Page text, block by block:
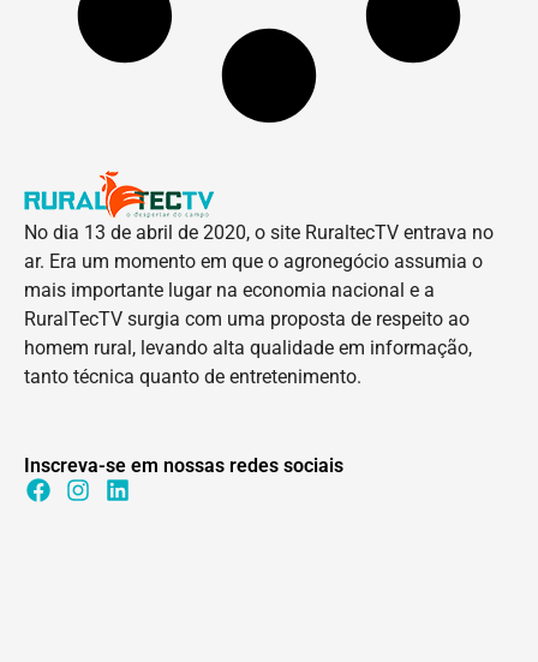
No dia 13 de abril de 2020, o site RuraltecTV entrava no
ar. Era um momento em que o agronegócio assumia o
mais importante lugar na economia nacional e a
RuralTecTV surgia com uma proposta de respeito ao
homem rural, levando alta qualidade em informação,
tanto técnica quanto de entretenimento.
Inscreva-se em nossas redes sociais